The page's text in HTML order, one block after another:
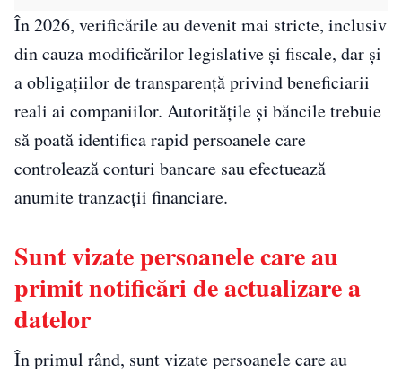
În 2026, verificările au devenit mai stricte, inclusiv
din cauza modificărilor legislative și fiscale, dar și
a obligațiilor de transparență privind beneficiarii
reali ai companiilor. Autoritățile și băncile trebuie
să poată identifica rapid persoanele care
controlează conturi bancare sau efectuează
anumite tranzacții financiare.
Sunt vizate persoanele care au
primit notificări de actualizare a
datelor
În primul rând, sunt vizate persoanele care au